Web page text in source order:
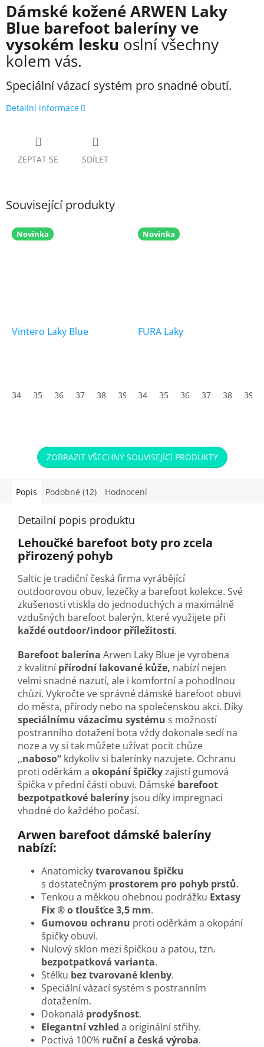
Dámské kožené ARWEN Laky
Blue barefoot baleríny ve
vysokém lesku oslní všechny
kolem vás.
Speciální vázací systém pro snadné obutí.
Detailní informace
ZEPTAT SE SDÍLET
Související produkty
Novinka
Vintero Laky Blue
34 35 36 37 38 39 40 41 42 43 44 45
Novinka
FURA Laky
34 35 36 37 38 39
ZOBRAZIT VŠECHNY SOUVISEJÍCÍ PRODUKTY
Popis Podobné (12) Hodnocení
Detailní popis produktu
Lehoučké barefoot boty pro zcela
přirozený pohyb
Saltic je tradiční česká firma vyrábějící
outdoorovou obuv, lezečky a barefoot kolekce. Své
zkušenosti vtiskla do jednoduchých a maximálně
vzdušných barefoot balerýn, které využijete při
každé outdoor/indoor příležitosti.
Barefoot balerína Arwen Laky Blue je vyrobena
z kvalitní přírodní lakované kůže, nabízí nejen
velmi snadné nazutí, ale i komfortní a pohodlnou
chůzi. Vykročte ve správné dámské barefoot obuvi
do města, přírody nebo na společenskou akci. Díky
speciálnímu vázacímu systému s možností
postranního dotažení bota vždy dokonale sedí na
noze a vy si tak můžete užívat pocit chůze
,,naboso“ kdykoliv si balerínky nazujete. Ochranu
proti oděrkám a okopání špičkyzajistí gumová
špička v přední části obuvi. Dámské barefoot
bezpotpatkové baleríny jsou díky impregnaci
vhodné do každého počasí.
Arwen barefoot dámské baleríny
nabízí:
Anatomickytvarovanou špičku
s dostatečným prostorem pro pohyb prstů.
Tenkou a měkkou ohebnou podrážku Extasy
Fix ® o tloušťce 3,5 mm.
Gumovou ochranu proti oděrkám a okopání
špičky obuvi.
Nulový sklon mezi špičkou a patou, tzn.
bezpotpatková varianta.
Stélku bez tvarované klenby.
Speciální vázací systém s postranním
dotažením.
Dokonalá prodyšnost.
Elegantní vzhled a originální střihy.
Poctivá 100% ruční a česká výroba.